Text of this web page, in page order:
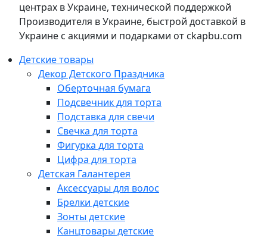
центрах в Украине, технической поддержкой
Производителя в Украине, быстрой доставкой в
Украине с акциями и подарками от ckapbu.com
Детские товары
Декор Детского Праздника
Оберточная бумага
Подсвечник для торта
Подставка для свечи
Свечка для торта
Фигурка для торта
Цифра для торта
Детская Галантерея
Аксессуары для волос
Брелки детские
Зонты детские
Канцтовары детские